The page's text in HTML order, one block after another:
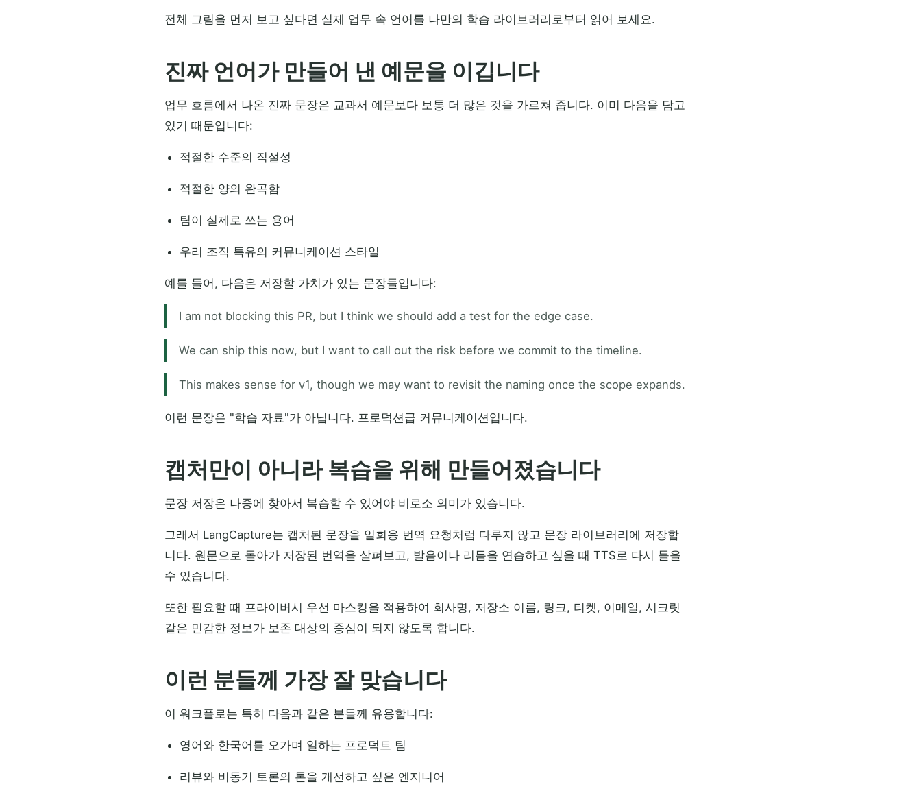
전체 그림을 먼저 보고 싶다면 실제 업무 속 언어를 나만의 학습 라이브러리로부터 읽어 보세요.
진짜 언어가 만들어 낸 예문을 이깁니다
업무 흐름에서 나온 진짜 문장은 교과서 예문보다 보통 더 많은 것을 가르쳐 줍니다. 이미 다음을 담고
있기 때문입니다:
적절한 수준의 직설성
적절한 양의 완곡함
팀이 실제로 쓰는 용어
우리 조직 특유의 커뮤니케이션 스타일
예를 들어, 다음은 저장할 가치가 있는 문장들입니다:
I am not blocking this PR, but I think we should add a test for the edge case.
We can ship this now, but I want to call out the risk before we commit to the timeline.
This makes sense for v1, though we may want to revisit the naming once the scope expands.
이런 문장은 "학습 자료"가 아닙니다. 프로덕션급 커뮤니케이션입니다.
캡처만이 아니라 복습을 위해 만들어졌습니다
문장 저장은 나중에 찾아서 복습할 수 있어야 비로소 의미가 있습니다.
그래서 LangCapture는 캡처된 문장을 일회용 번역 요청처럼 다루지 않고 문장 라이브러리에 저장합
니다. 원문으로 돌아가 저장된 번역을 살펴보고, 발음이나 리듬을 연습하고 싶을 때 TTS로 다시 들을
수 있습니다.
또한 필요할 때 프라이버시 우선 마스킹을 적용하여 회사명, 저장소 이름, 링크, 티켓, 이메일, 시크릿
같은 민감한 정보가 보존 대상의 중심이 되지 않도록 합니다.
이런 분들께 가장 잘 맞습니다
이 워크플로는 특히 다음과 같은 분들께 유용합니다:
영어와 한국어를 오가며 일하는 프로덕트 팀
리뷰와 비동기 토론의 톤을 개선하고 싶은 엔지니어